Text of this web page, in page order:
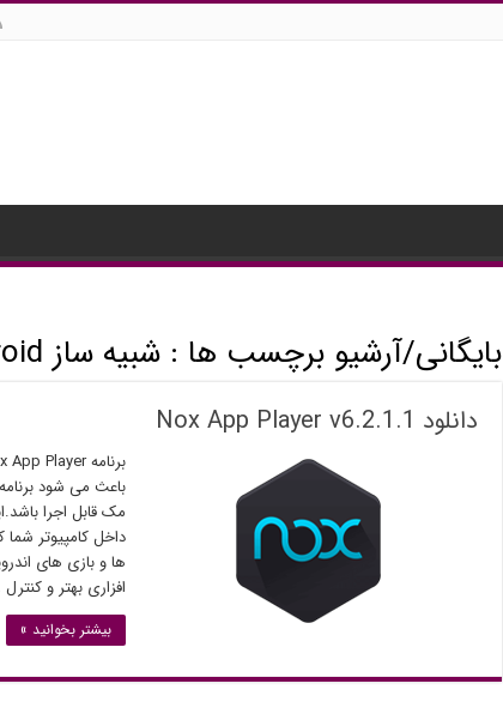
بایگانی/آرشیو برچسب ها : شبیه ساز android
دانلود Nox App Player v6.2.1.1
باعث می شود برنامه
مک قابل اجرا
داخل کامپیوتر شما
ها و بازی های
افزاری بهتر و
بیشتر بخوانید »